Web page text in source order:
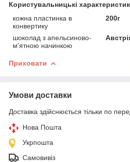
Користувальницькі
кожна пластинка в
конвертику
200г
шоколад з апельсиново-
м'ятною начинкою
Приховати
Умови доставки
Доставка здійснюється тільки по
Нова Пошта
Укрпошта
Самовивіз